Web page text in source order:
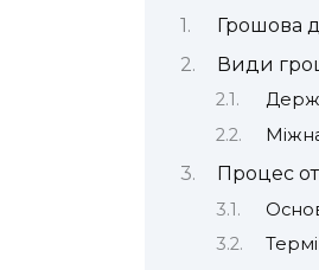
Грошова
Види
Процес